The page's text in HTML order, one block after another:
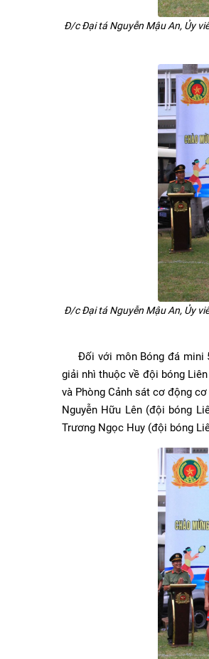
Đ/c Đại tá Nguyễn Mậu An, Ủy
Đ/c Đại tá Nguyễn Mậu An, Ủy
Đối với môn Bóng đá mini 5
giải nhì thuộc về đội bóng
và Phòng Cảnh sát cơ động
Nguyễn Hữu Lên (đội bóng
Trương Ngọc Huy (đội bóng